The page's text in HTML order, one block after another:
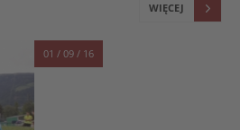
WIĘCEJ
01 / 09 / 16